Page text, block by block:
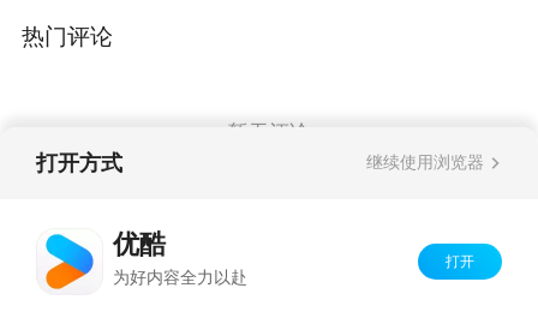
热门评论
暂无评论
打开方式 继续使用浏览器
优酷
为好内容全力以赴
打开